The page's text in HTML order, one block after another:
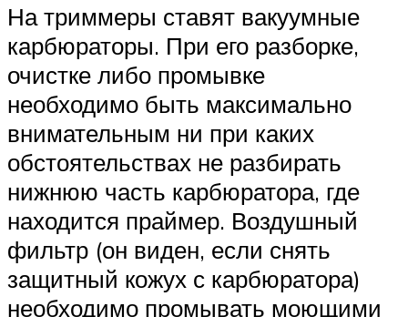
На триммеры ставят вакуумные
карбюраторы. При его разборке,
очистке либо промывке
необходимо быть максимально
внимательным ни при каких
обстоятельствах не разбирать
нижнюю часть карбюратора, где
находится праймер. Воздушный
фильтр (он виден, если снять
защитный кожух с карбюратора)
необходимо промывать моющими